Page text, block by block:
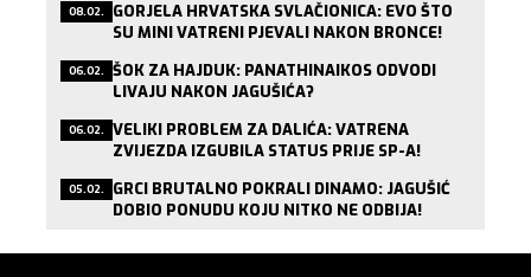
08.02. GORJELA HRVATSKA SVLAČIONICA: EVO ŠTO
SU MINI VATRENI PJEVALI NAKON BRONCE!
06.02. ŠOK ZA HAJDUK: PANATHINAIKOS ODVODI
LIVAJU NAKON JAGUŠIĆA?
06.02. VELIKI PROBLEM ZA DALIĆA: VATRENA
ZVIJEZDA IZGUBILA STATUS PRIJE SP-A!
05.02. GRCI BRUTALNO POKRALI DINAMO: JAGUŠIĆ
DOBIO PONUDU KOJU NITKO NE ODBIJA!